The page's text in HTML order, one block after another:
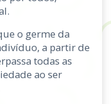
o germe da
a partir de
todas as
ao ser